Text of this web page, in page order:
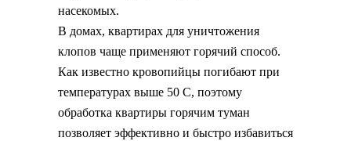
насекомых.
В домах, квартирах для уничтожения
клопов чаще применяют горячий способ.
Как известно кровопийцы погибают при
температурах выше 50 С, поэтому
обработка квартиры горячим туман
позволяет эффективно и быстро избавиться